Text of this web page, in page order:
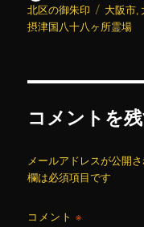
稿
者
稿
日:
北区の御朱印
タ
グ
大阪市
摂津国八十八ヶ所霊場
コメントを
メールアドレスが公開
欄は必須項目です
コメント※